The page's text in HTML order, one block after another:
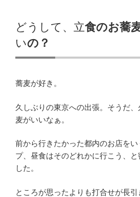
どうして、立食のお蕎
いの？
蕎麦が好き。
久しぶりの東京への出張。そうだ
麦がいいなぁ。
前から行きたかった都内のお店を
プ、昼食はそのどれかに行こう、
した。
ところが思ったよりも打合せが長